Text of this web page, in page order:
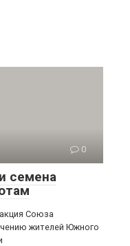
0
семена
Союза
жителей Южного